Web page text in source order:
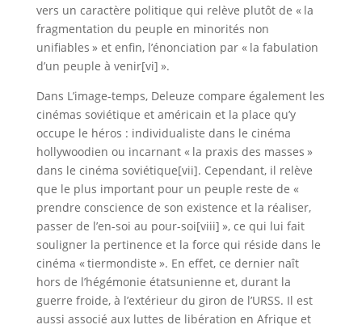
vers un caractère politique qui relève plutôt de « la
fragmentation du peuple en minorités non
unifiables » et enfin, l’énonciation par « la fabulation
d’un peuple à venir[vi] ».
Dans L’image-temps, Deleuze compare également les
cinémas soviétique et américain et la place qu’y
occupe le héros : individualiste dans le cinéma
hollywoodien ou incarnant « la praxis des masses »
dans le cinéma soviétique[vii]. Cependant, il relève
que le plus important pour un peuple reste de «
prendre conscience de son existence et la réaliser,
passer de l’en-soi au pour-soi[viii] », ce qui lui fait
souligner la pertinence et la force qui réside dans le
cinéma « tiermondiste ». En effet, ce dernier naît
hors de l’hégémonie étatsunienne et, durant la
guerre froide, à l’extérieur du giron de l’URSS. Il est
aussi associé aux luttes de libération en Afrique et